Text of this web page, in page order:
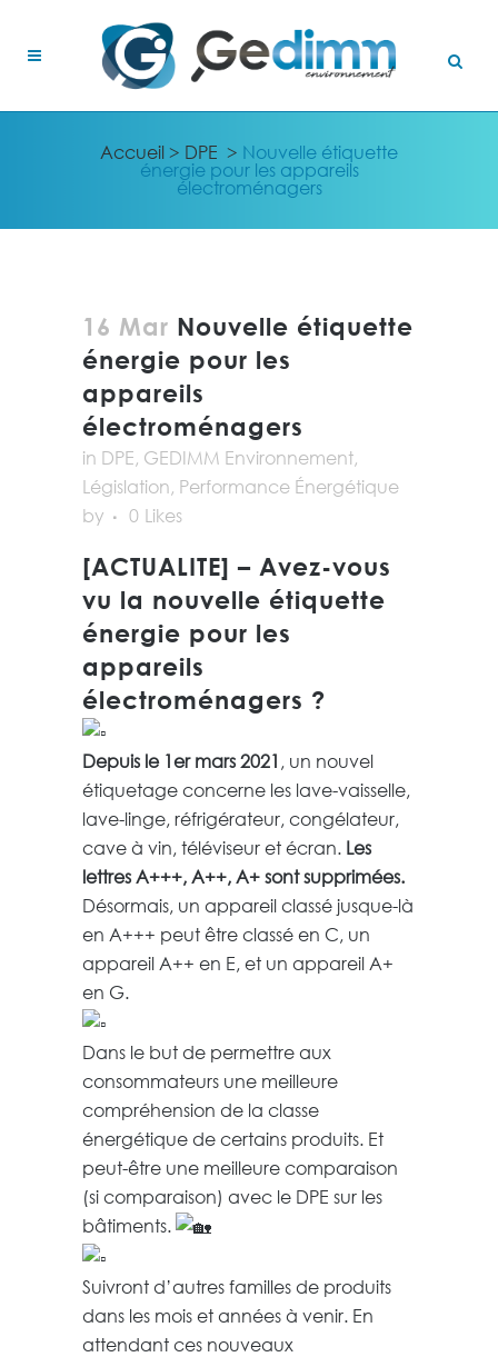
Accueil> DPE > Nouvelle étiquette
énergie pour les appareils
électroménagers
16 Mar Nouvelle étiquette
énergie pour les
appareils
électroménagers
in DPE, GEDIMM Environnement,
Législation, Performance Énergétique
by
0 Likes
[ACTUALITE] – Avez-vous
vu la nouvelle étiquette
énergie pour les
appareils
électroménagers ?
Depuis le 1er mars 2021 , un nouvel
étiquetage concerne les lave-vaisselle,
lave-linge, réfrigérateur, congélateur,
cave à vin, téléviseur et écran. Les
lettres A+++, A++, A+ sont supprimées.
Désormais, un appareil classé jusque-là
en A+++ peut être classé en C, un
appareil A++ en E, et un appareil A+
en G.
Dans le but de permettre aux
consommateurs une meilleure
compréhension de la classe
énergétique de certains produits. Et
peut-être une meilleure comparaison
(si comparaison) avec le DPE sur les
bâtiments.
Suivront d’autres familles de produits
dans les mois et années à venir. En
attendant ces nouveaux